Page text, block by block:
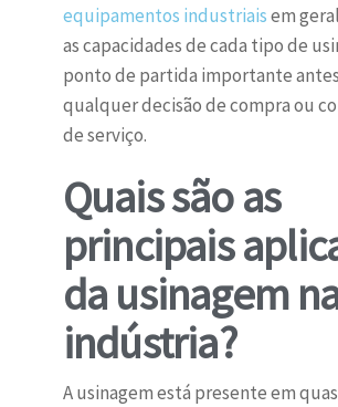
equipamentos industriaisem
as capacidades de cada tipo de
ponto de partida importante
qualquer decisão de compra ou
de serviço.
Quais são as
principais
da usinagem
indústria?
A usinagem está presente em